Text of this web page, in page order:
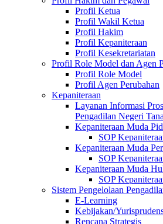
Profil Ketua
Profil Wakil Ketua
Profil Hakim
Profil Kepaniteraan
Profil Kesekretariatan
Profil Role Model dan Agen
Profil Role Model
Profil Agen Perubahan
Kepaniteraan
Layanan Informasi
Pengadilan Negeri
Kepaniteraan Muda
SOP
Kepaniteraan Muda
SOP
Kepaniteraan Muda
SOP
Sistem Pengelolaan
E-Learning
Kebijakan/
Rencana Strategis